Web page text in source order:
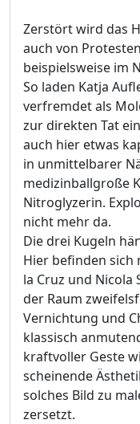
Zerstört wird das
auch von
beispielsweise im
So laden Katja
verfremdet als
zur direkten Tat
auch hier etwas
in unmittelbarer
medizinballgroße
Nitroglyzerin.
nicht mehr da.
Die drei Kugeln
Hier befinden sich
la Cruz und Nicola
der Raum
Vernichtung und
klassisch
kraftvoller Geste
scheinende
solches Bild zu
zersetzt.